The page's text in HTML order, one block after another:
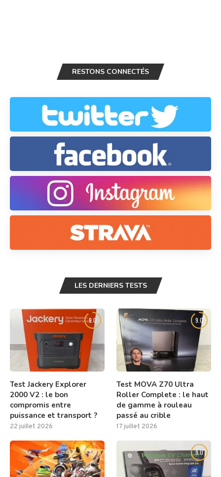
RESTONS CONNECTÉS
LES DERNIERS TESTS
9.0
Test Jackery Explorer
2000 V2 : le bon
compromis entre
puissance et transport ?
22 juillet 2026
9.0
Test MOVA Z70 Ultra
Roller Complete : le haut
de gamme à rouleau
passé au crible
17 juillet 2026
8.0 9.0